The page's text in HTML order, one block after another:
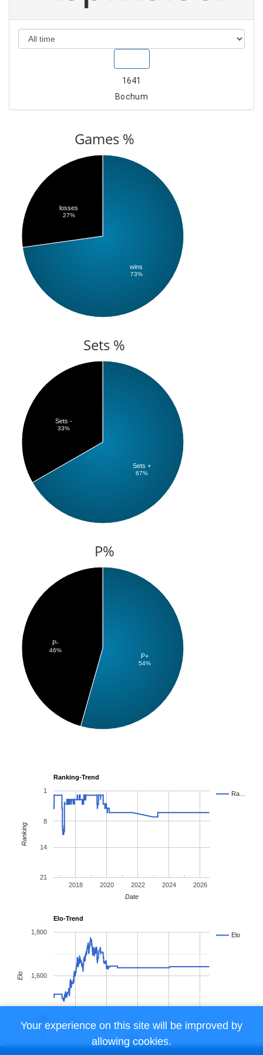
Your experience on this site will be improved by
allowing cookies.
1641
Bochum
Games %
wins
73%
losses
27%
Sets %
Sets +
67%
Sets -
33%
P%
P+
54%
P-
46%
Ranking-Trend
Ra…
2018 2020 2022 2024 2026
1
8
14
21
Date
Ranking
Elo-Trend
Elo
2018 2020 2022 2024 2026
1,600
1,800
Date
Elo